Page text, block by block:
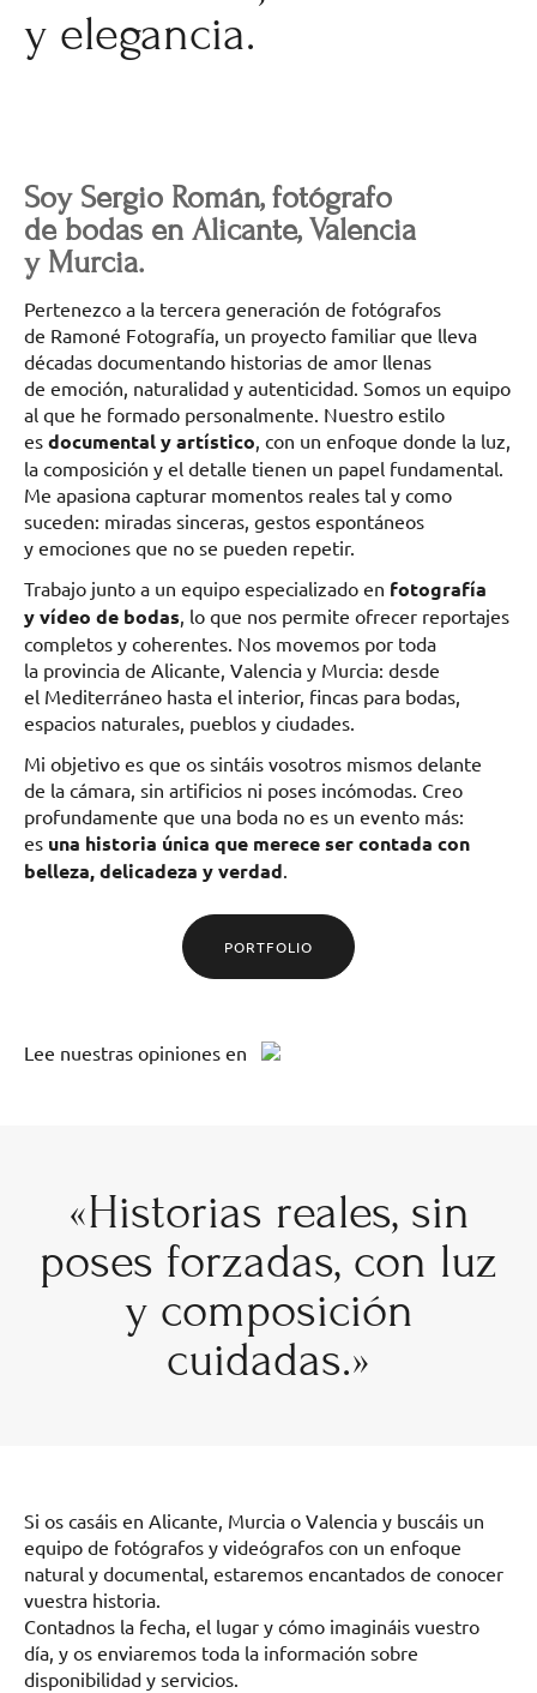
y elegancia.
Soy Sergio Román, fotógrafo
de bodas en Alicante, Valencia
y Murcia.
Pertenezco a la tercera generación de fotógrafos
de Ramoné Fotografía, un proyecto familiar que lleva
décadas documentando historias de amor llenas
de emoción, naturalidad y autenticidad. Somos un equipo
al que he formado personalmente. Nuestro estilo
es documental y artístico , con un enfoque donde la luz,
la composición y el detalle tienen un papel fundamental.
Me apasiona capturar momentos reales tal y como
suceden: miradas sinceras, gestos espontáneos
y emociones que no se pueden repetir.
Trabajo junto a un equipo especializado en fotografía
y vídeo de bodas , lo que nos permite ofrecer reportajes
completos y coherentes. Nos movemos por toda
la provincia de Alicante, Valencia y Murcia: desde
el Mediterráneo hasta el interior, fincas para bodas,
espacios naturales, pueblos y ciudades.
Mi objetivo es que os sintáis vosotros mismos delante
de la cámara, sin artificios ni poses incómodas. Creo
profundamente que una boda no es un evento más:
es una historia única que merece ser contada con
belleza, delicadeza y verdad
PORTFOLIO
Lee nuestras opiniones en
«Historias reales, sin
poses forzadas, con luz
y composición
cuidadas.»
Si os casáis en Alicante, Murcia o Valencia y buscáis un
equipo de fotógrafos y videógrafos con un enfoque
natural y documental, estaremos encantados de conocer
vuestra historia.
Contadnos la fecha, el lugar y cómo imagináis vuestro
día, y os enviaremos toda la información sobre
disponibilidad y servicios.